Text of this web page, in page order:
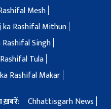
Mesh
ka Rashifal Mithun
Rashifal Singh
Tula
Rashifal Makar
ख़बरें:
Chhattisgarh News